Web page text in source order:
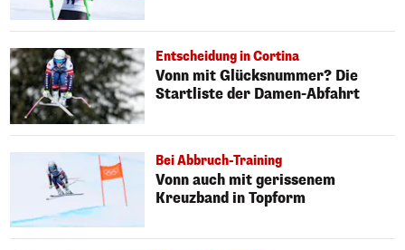
Entscheidung in Cortina
Vonn mit Glücksnummer? Die
Startliste der Damen-Abfahrt
Bei Abbruch-Training
Vonn auch mit gerissenem
Kreuzband in Topform